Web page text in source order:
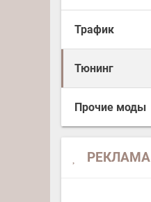
Трафик
Тюнинг
Прочие моды
РЕКЛАМА